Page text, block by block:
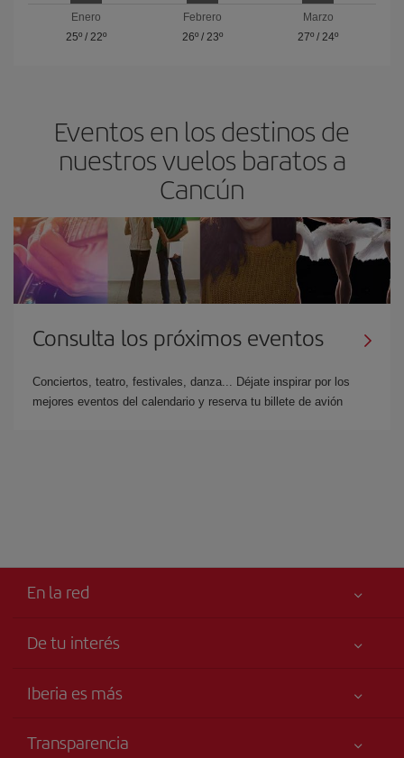
Enero
25º/ 22º
Febrero
26º/ 23º
Marzo
27º /24º
Eventos en los destinos de
nuestros vuelos baratos a
Cancún
Consulta los próximos eventos
Conciertos, teatro, festivales, danza... Déjate inspirar por los
mejores eventos del calendario y reserva tu billete de avión
En la red
De tu interés
Tu seguridad es lo primero
Iberia es más
Talento a bordo
Transparencia